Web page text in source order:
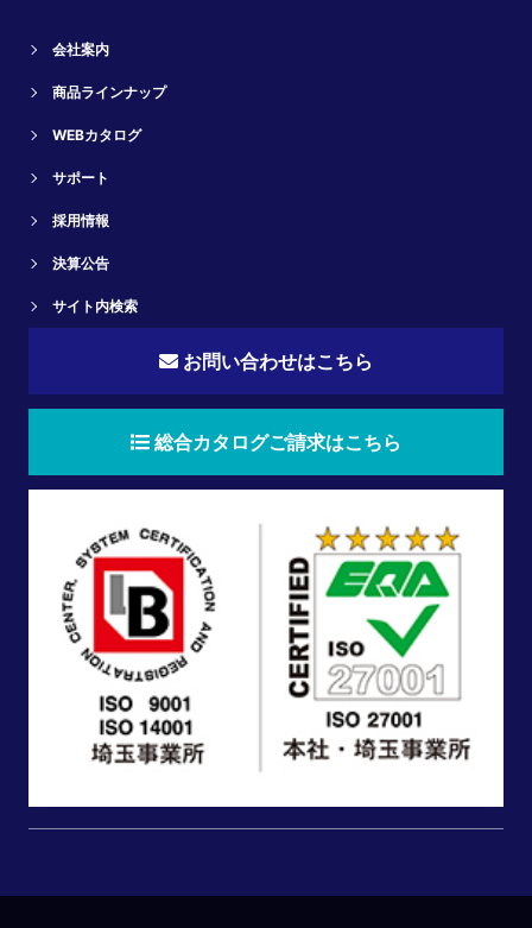
会社案内
商品ラインナップ
WEBカタログ
サポート
採用情報
決算公告
サイト内検索
お問い合わせはこちら
総合カタログご請求はこちら